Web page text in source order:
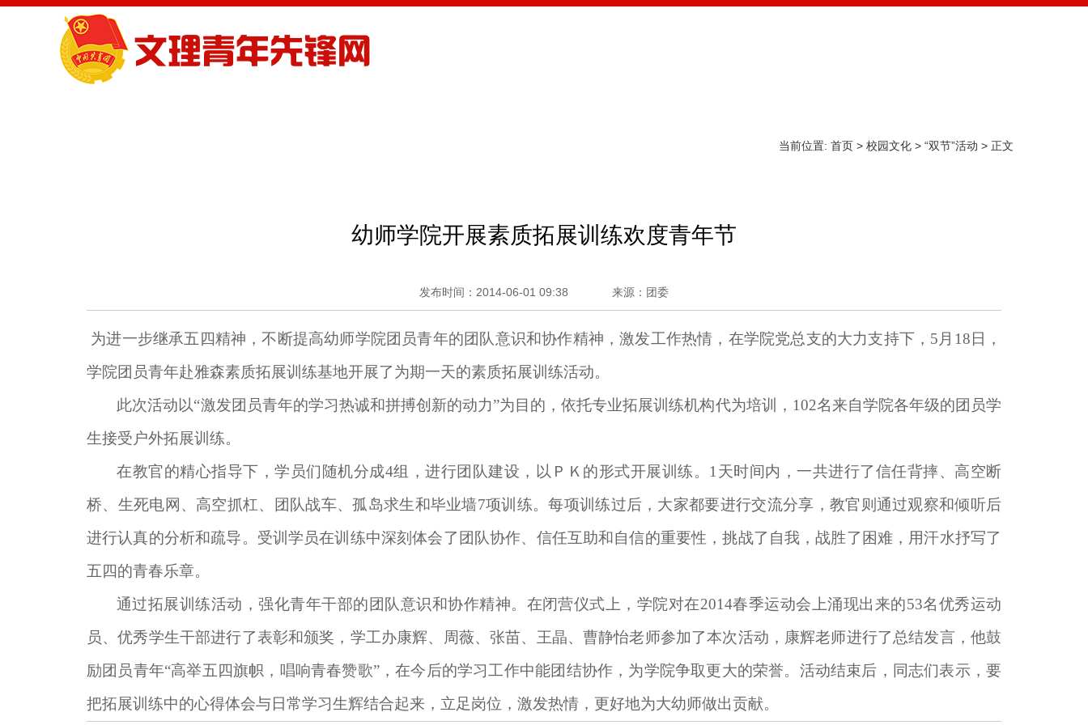
当前位置: 首页 > 校园文化 > “双节”活动 > 正文
幼师学院开展素质拓展训练欢度青年节
发布时间：2014-06-01 09:38 来源：团委
为进一步继承五四精神，不断提高幼师学院团员青年的团队意识和协作精神，激发工作热情，在学院党总支的大力支持下，5月18日，
学院团员青年赴雅森素质拓展训练基地开展了为期一天的素质拓展训练活动。
此次活动以“激发团员青年的学习热诚和拼搏创新的动力”为目的，依托专业拓展训练机构代为培训，102名来自学院各年级的团员学
生接受户外拓展训练。
在教官的精心指导下，学员们随机分成4组，进行团队建设，以ＰＫ的形式开展训练。1天时间内，一共进行了信任背摔、高空断
桥、生死电网、高空抓杠、团队战车、孤岛求生和毕业墙7项训练。每项训练过后，大家都要进行交流分享，教官则通过观察和倾听后
进行认真的分析和疏导。受训学员在训练中深刻体会了团队协作、信任互助和自信的重要性，挑战了自我，战胜了困难，用汗水抒写了
五四的青春乐章。
通过拓展训练活动，强化青年干部的团队意识和协作精神。在闭营仪式上，学院对在2014春季运动会上涌现出来的53名优秀运动
员、优秀学生干部进行了表彰和颁奖，学工办康辉、周薇、张苗、王晶、曹静怡老师参加了本次活动，康辉老师进行了总结发言，他鼓
励团员青年“高举五四旗帜，唱响青春赞歌”，在今后的学习工作中能团结协作，为学院争取更大的荣誉。活动结束后，同志们表示，要
把拓展训练中的心得体会与日常学习生辉结合起来，立足岗位，激发热情，更好地为大幼师做出贡献。